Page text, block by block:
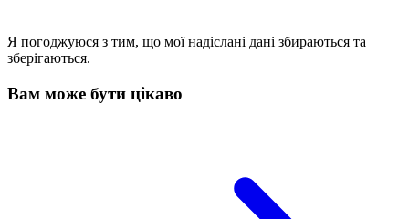
Я погоджуюся з тим, що мої надіслані дані збираються та
зберігаються.
Вам може бути цікаво